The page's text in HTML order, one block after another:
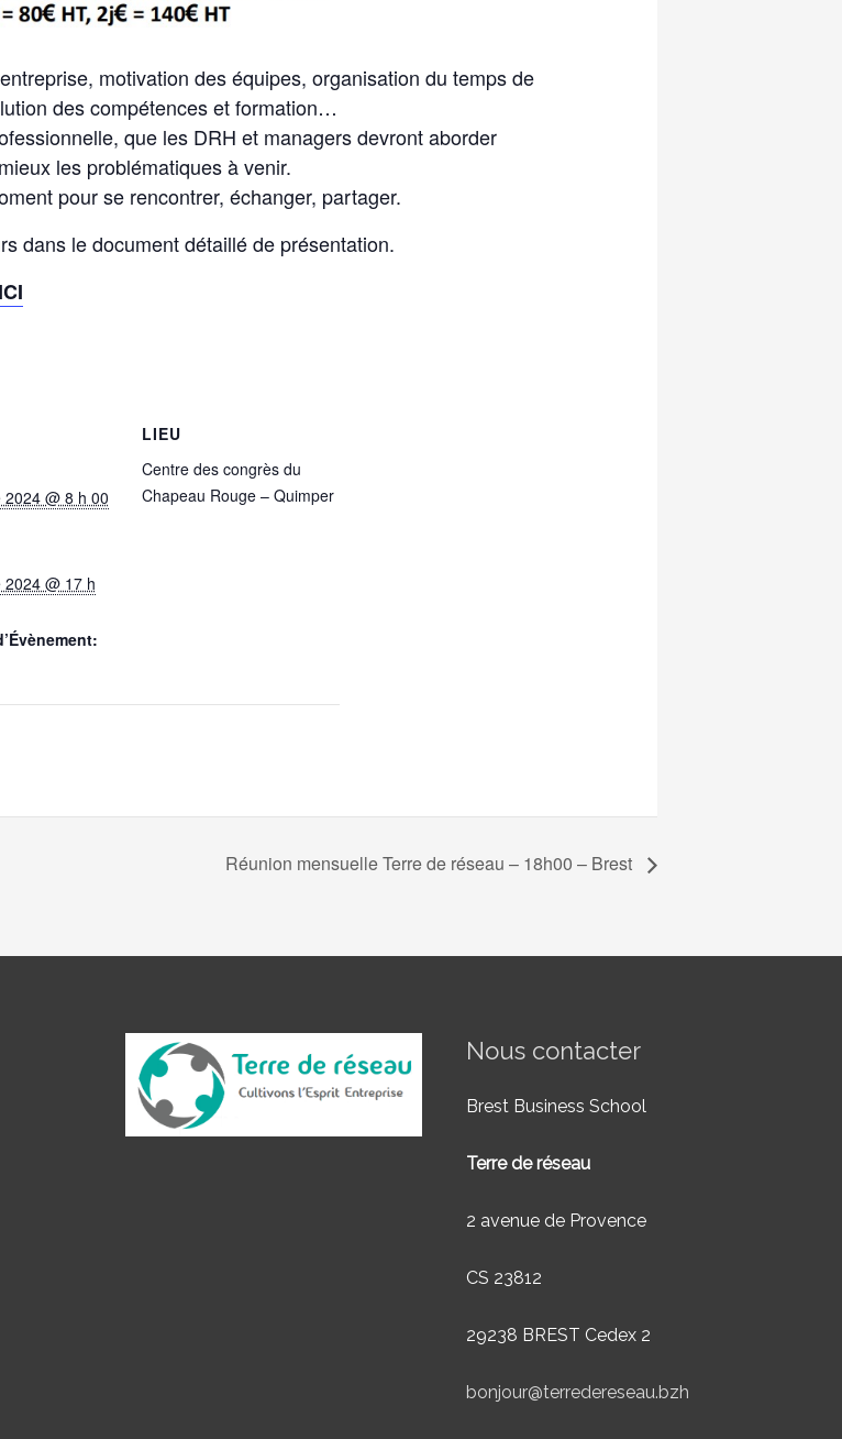
motivation des équipes, organisation du temps de
des compétences et formation…
que les DRH et managers devront aborder
les problématiques à venir.
pour se rencontrer, échanger, partager.
dans le document détaillé de présentation.
ICI
@ 8 h 00
@ 17 h
LIEU
Centre des congrès du
Chapeau Rouge – Quimper
Réunion mensuelle Terre de réseau – 18h00 – Brest
Nous contacter
Brest Business School
Terre de réseau
2 avenue de Provence
CS 23812
29238 BREST Cedex 2
bonjour@terredereseau.bzh